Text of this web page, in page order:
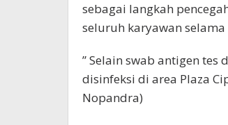
sebagai langkah
seluruh karyawan
” Selain swab antigen
disinfeksi di area Plaza
Nopandra)